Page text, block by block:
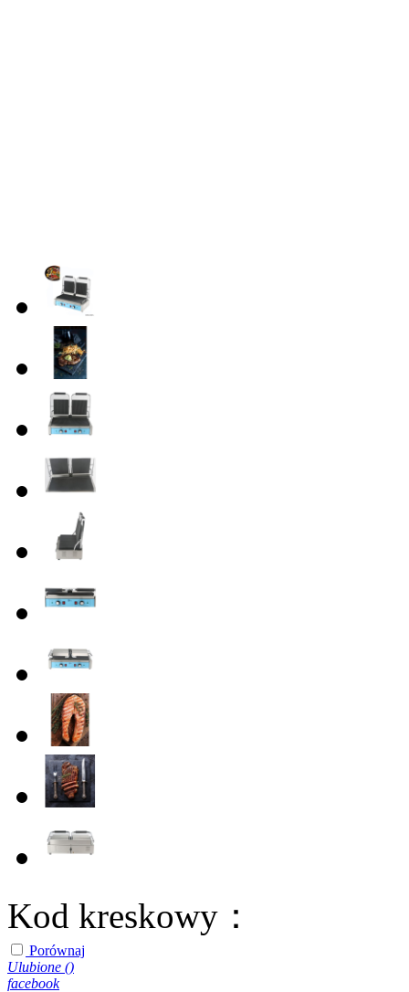
Kod kreskowy：
Porównaj
Ulubione ()
facebook